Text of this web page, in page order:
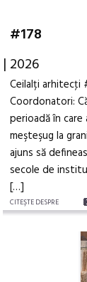
#178
| 2026
Ceilalți arhitecţi
Coordonatori:
perioadă în
meşteşug la
ajuns să
secole de
[…]
CITEŞTE DESPRE